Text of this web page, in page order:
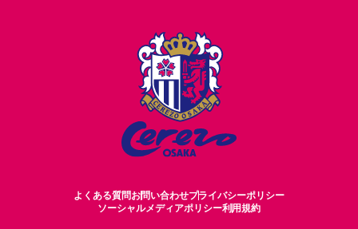
よくある質問お問い合わせプライバシーポリシー
ソーシャルメディアポリシー利用規約